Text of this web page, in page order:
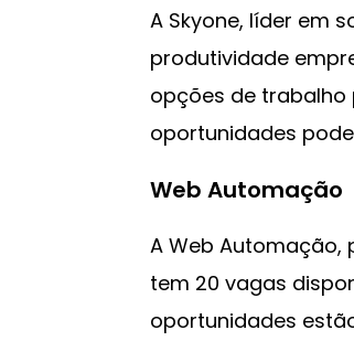
A Skyone, líder em
produtividade
opções de trabalho
oportunidades
Web Automação
A Web Automação,
tem 20 vagas
oportunidades